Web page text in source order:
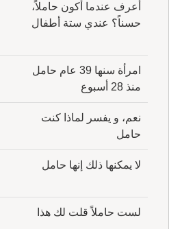
أعرف عندما أكون حاملاً،
حسناً؟ عندي ستة أطفال
امرأة سنها 39 عام حامل
منذ 28 أسبوع
نعم، و يفسر لماذا كنت
حامل
لا يمكنها ذلك إنها حامل
لست حاملاً قلت لك هذا